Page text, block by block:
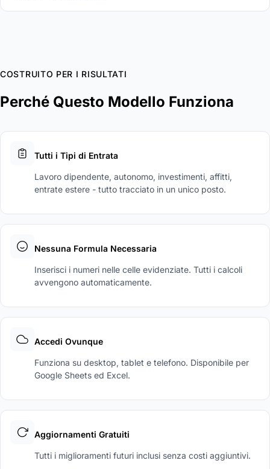
COSTRUITO PER I RISULTATI
Perché Questo Modello Funziona
Tutti i Tipi di Entrata
Lavoro dipendente, autonomo, investimenti, affitti,
entrate estere - tutto tracciato in un unico posto.
Nessuna Formula Necessaria
Inserisci i numeri nelle celle evidenziate. Tutti i calcoli
avvengono automaticamente.
Accedi Ovunque
Funziona su desktop, tablet e telefono. Disponibile per
Google Sheets ed Excel.
Aggiornamenti Gratuiti
Tutti i miglioramenti futuri inclusi senza costi aggiuntivi.